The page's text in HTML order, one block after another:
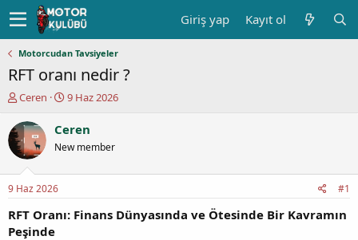
Giriş yap Kayıt ol
Motorcudan Tavsiyeler
RFT oranı nedir ?
K
n
u
y
b
a
ş
Ceren
B
ş
a
ç
9 Haz 2026
Ceren
New member
9 Haz 2026 #1
RFT Oranı: Finans Dünyasında ve Ötesinde Bir Kavramın
Peşinde